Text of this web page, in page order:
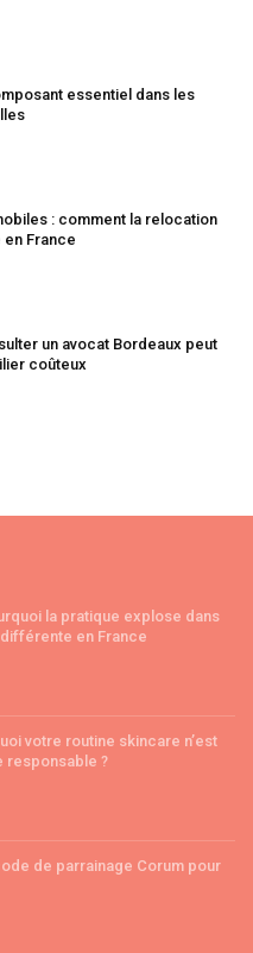
essentiel dans les
: comment la relocation
France
un avocat Bordeaux peut
coûteux
la pratique explose dans
en France
votre routine skincare n’est
responsable ?
de parrainage Corum pour